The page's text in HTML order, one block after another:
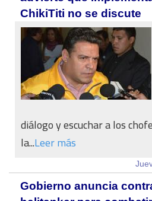
ChikiTiti no se discute
diálogo y escuchar a los
la...Leer más
Gobierno anuncia